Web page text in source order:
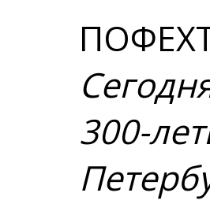
300-